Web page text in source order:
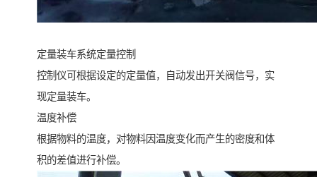
定量装车系统定量控制
控制仪可根据设定的定量值，自动发出开关阀信号，实
现定量装车。
温度补偿
根据物料的温度，对物料因温度变化而产生的密度和体
积的差值进行补偿。